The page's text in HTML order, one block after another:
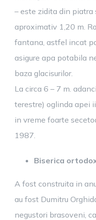
– este zidita din piatra
aproximativ 1,20 m.
fantana, astfel incat
asigure apa potabila
baza glacisurilor.
La circa 6 – 7 m.
terestre) oglinda apei
in vreme foarte
1987.
Biserica
A fost construita in
au fost Dumitru
negustori brasoveni,